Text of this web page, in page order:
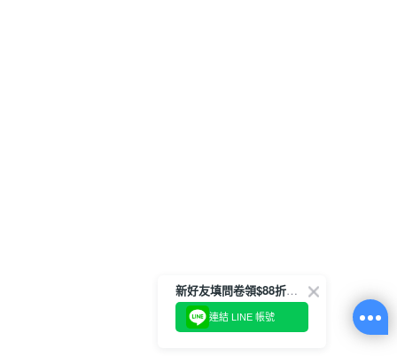
新好友填問卷領$88折扣金
連結 LINE 帳號